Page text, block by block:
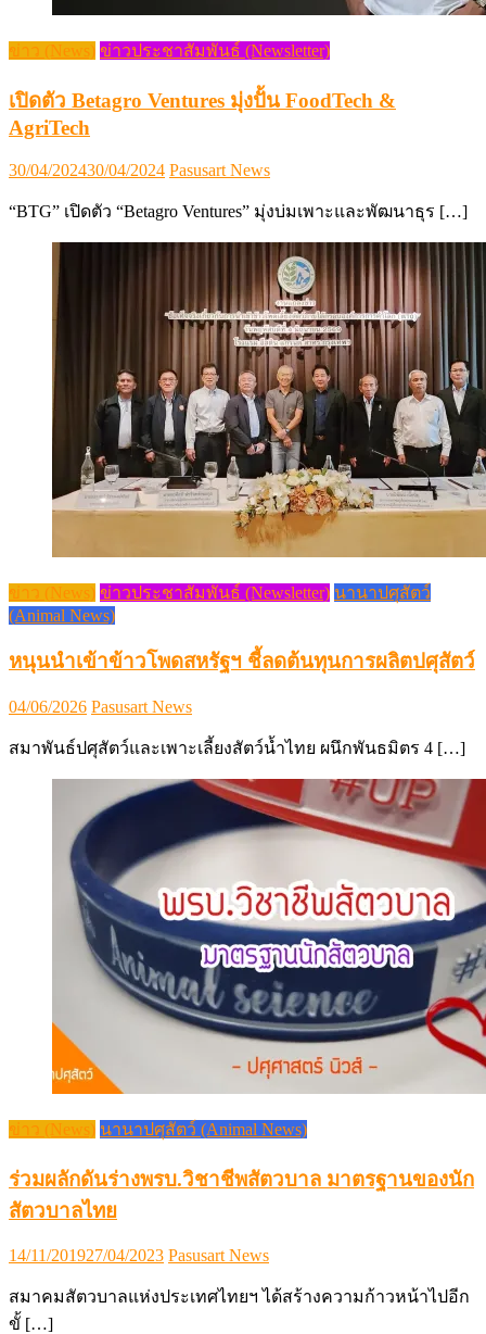
ข่าว (News) ข่าวประชาสัมพันธ์ (Newsletter)
เปิดตัว Betagro Ventures มุ่งปั้น FoodTech &
AgriTech
Posted
30/04/202430/04/2024 Author
Pasusart News
“BTG” เปิดตัว “Betagro Ventures” มุ่งบ่มเพาะและพัฒนาธุร […]
ข่าว (News) ข่าวประชาสัมพันธ์ (Newsletter) นานาปศุสัตว์
(Animal News)
หนุนนำเข้าข้าวโพดสหรัฐฯ ชี้ลดต้นทุนการผลิตปศุสัตว์
Posted
04/06/2026 Author
Pasusart News
สมาพันธ์ปศุสัตว์และเพาะเลี้ยงสัตว์น้ำไทย ผนึกพันธมิตร 4 […]
ข่าว (News) นานาปศุสัตว์ (Animal News)
ร่วมผลักดันร่างพรบ.วิชาชีพสัตวบาล มาตรฐานของนัก
สัตวบาลไทย
Posted
14/11/201927/04/2023 Author
Pasusart News
สมาคมสัตวบาลแห่งประเทศไทยฯ ได้สร้างความก้าวหน้าไปอีก
ขั้ […]